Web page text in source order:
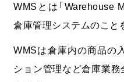
WMSとは「Warehouse
倉庫管理システムのこと
WMSは倉庫内の商品の
ション管理など倉庫業